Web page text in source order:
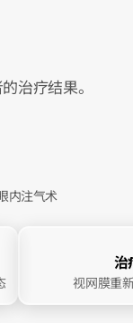
治疗结果。
内注气术
治
视网膜重